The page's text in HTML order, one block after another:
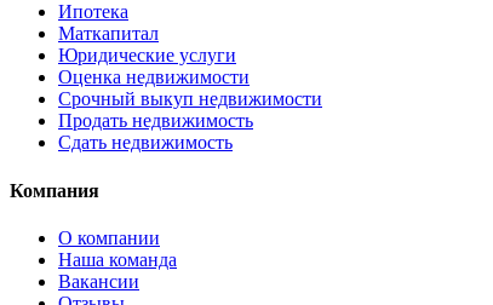
Ипотека
Маткапитал
Юридические услуги
Оценка недвижимости
Срочный выкуп недвижимости
Продать недвижимость
Сдать недвижимость
Компания
О компании
Наша команда
Вакансии